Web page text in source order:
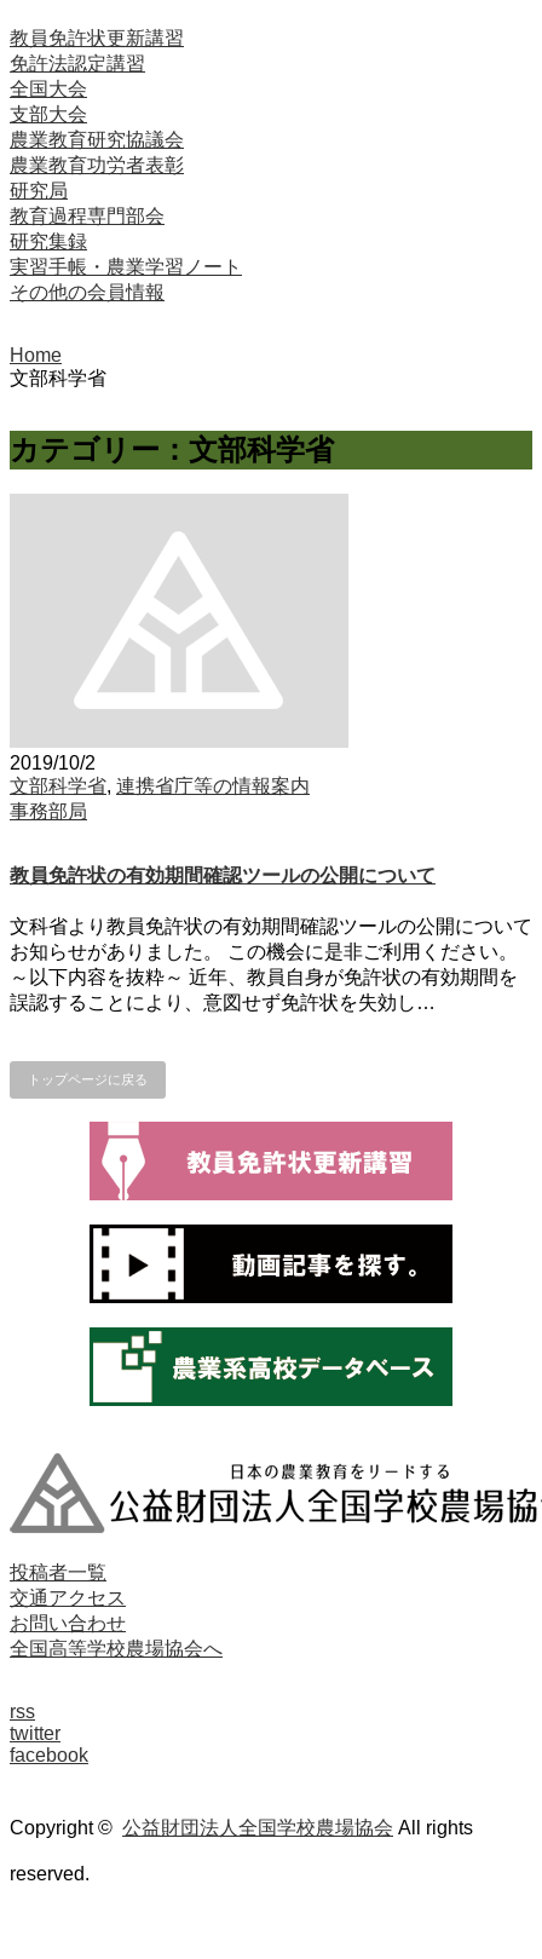
教員免許状更新講習
免許法認定講習
全国大会
支部大会
農業教育研究協議会
農業教育功労者表彰
研究局
教育過程専門部会
研究集録
実習手帳・農業学習ノート
その他の会員情報
Home
文部科学省
カテゴリー：文部科学省
2019/10/2
文部科学省, 連携省庁等の情報案内
事務部局
教員免許状の有効期間確認ツールの公開について
文科省より教員免許状の有効期間確認ツールの公開について
お知らせがありました。 この機会に是非ご利用ください。
～以下内容を抜粋～ 近年、教員自身が免許状の有効期間を
誤認することにより、意図せず免許状を失効し…
トップページに戻る
投稿者一覧
交通アクセス
お問い合わせ
全国高等学校農場協会へ
rss
twitter
facebook
Copyright © 公益財団法人全国学校農場協会 All rights
reserved.